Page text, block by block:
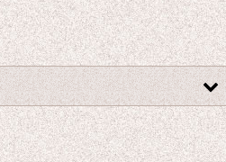
絞り込む